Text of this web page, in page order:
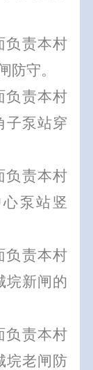
负责本村
防守。
负责本村
子泵站穿
负责本村
泵站竖
负责本村
垸新闸的
负责本村
垸老闸防